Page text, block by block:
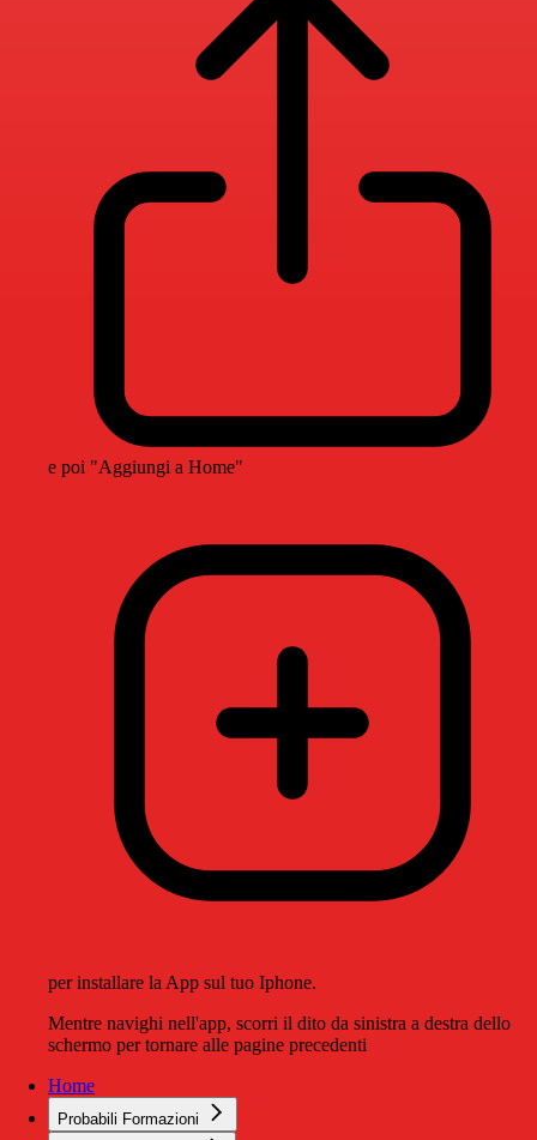
e poi "Aggiungi a Home"
per installare la App sul tuo Iphone.
Mentre navighi nell'app, scorri il dito da sinistra a destra dello
schermo per tornare alle pagine precedenti
Home
Probabili Formazioni